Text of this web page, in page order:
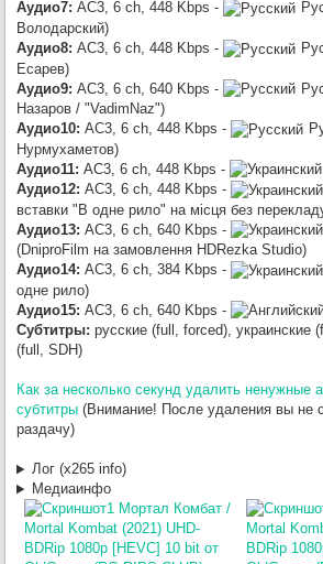
Аудио7: AC3, 6 ch, 448 Kbps -
Володарский)
Аудио8: AC3, 6 ch, 448 Kbps -
Есарев)
Аудио9: AC3, 6 ch, 640 Kbps -
Назаров / "VadimNaz")
Аудио10: AC3, 6 ch, 448 Kbps -
Нурмухаметов)
Аудио11: AC3, 6 ch, 448 Kbps -
Аудио12: AC3, 6 ch, 448 Kbps -
вставки "В одне рило" на місця без
Аудио13: AC3, 6 ch, 640 Kbps -
(DniproFilm на замовлення HDRezka Studio)
Аудио14: AC3, 6 ch, 384 Kbps -
одне рило)
Аудио15: AC3, 6 ch, 640 Kbps -
Субтитры: русские (full, forced), украинские
(full, SDH)
Как за несколько секунд удалить ненужные
субтитры (Внимание! После удаления вы не
раздачу)
Лог (x265 info)
Медиаинфо